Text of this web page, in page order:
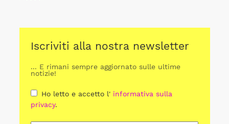
Iscriviti alla nostra newsletter
... E rimani sempre aggiornato sulle ultime
notizie!
Ho letto e accetto l' informativa sulla
privacy.